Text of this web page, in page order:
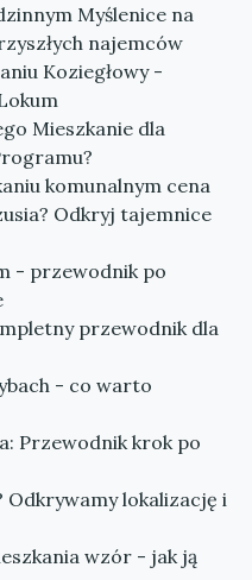
Myślenice na
najemców
Koziegłowy -
Mieszkanie dla
komunalnym cena
Odkryj tajemnice
- przewodnik po
przewodnik dla
- co warto
Przewodnik krok po
Odkrywamy lokalizację i
wzór - jak ją